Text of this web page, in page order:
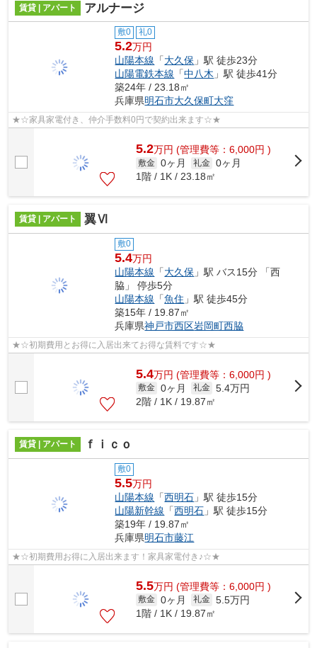
賃貸 | アパート アルナージ
敷0 礼0
5.2万円
山陽本線 「大久保 」駅 徒歩23分
山陽電鉄本線 「中八木 」駅 徒歩41分
築24年 / 23.18㎡
兵庫県明石市大久保町大窪
★☆家具家電付き、仲介手数料0円で契約出来ます☆★
5.2万円 (管理費等：6,000円 )
敷金 0ヶ月 礼金 0ヶ月
1階 / 1K / 23.18㎡
賃貸 | アパート 翼Ⅵ
敷0
5.4万円
山陽本線 「大久保 」駅 バス15分 「西
脇」 停歩5分
山陽本線 「魚住 」駅 徒歩45分
築15年 / 19.87㎡
兵庫県神戸市西区岩岡町西脇
★☆初期費用とお得に入居出来てお得な賃料です☆★
5.4万円 (管理費等：6,000円 )
敷金 0ヶ月 礼金 5.4万円
2階 / 1K / 19.87㎡
賃貸 | アパート ｆｉｃｏ
敷0
5.5万円
山陽本線 「西明石 」駅 徒歩15分
山陽新幹線 「西明石 」駅 徒歩15分
築19年 / 19.87㎡
兵庫県明石市藤江
★☆初期費用お得に入居出来ます！家具家電付き♪☆★
5.5万円 (管理費等：6,000円 )
敷金 0ヶ月 礼金 5.5万円
1階 / 1K / 19.87㎡